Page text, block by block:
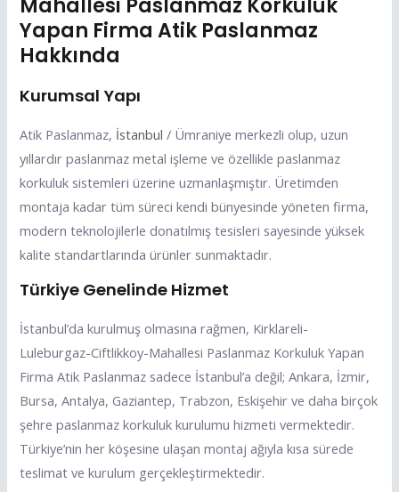
Mahallesi Paslanmaz Korkuluk
Yapan Firma Atik Paslanmaz
Hakkında
Kurumsal Yapı
Atik Paslanmaz, İstanbul / Ümraniye merkezli olup, uzun
yıllardır paslanmaz metal işleme ve özellikle paslanmaz
korkuluk sistemleri üzerine uzmanlaşmıştır. Üretimden
montaja kadar tüm süreci kendi bünyesinde yöneten firma,
modern teknolojilerle donatılmış tesisleri sayesinde yüksek
kalite standartlarında ürünler sunmaktadır.
Türkiye Genelinde Hizmet
İstanbul’da kurulmuş olmasına rağmen, Kirklareli-
Luleburgaz-Ciftlikkoy-Mahallesi Paslanmaz Korkuluk Yapan
Firma Atik Paslanmaz sadece İstanbul’a değil; Ankara, İzmir,
Bursa, Antalya, Gaziantep, Trabzon, Eskişehir ve daha birçok
şehre paslanmaz korkuluk kurulumu hizmeti vermektedir.
Türkiye’nin her köşesine ulaşan montaj ağıyla kısa sürede
teslimat ve kurulum gerçekleştirmektedir.